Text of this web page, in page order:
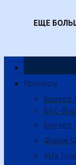
ЕЩЕ
Брокеры
Брокер
БКС-
Финам
Alfa